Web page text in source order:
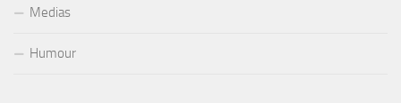
Medias
Humour